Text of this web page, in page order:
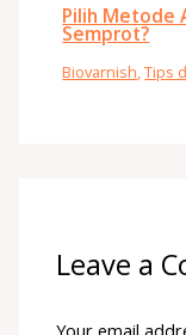
Pilih Metode
Semprot?
Biovarnish,Tips
Leave a